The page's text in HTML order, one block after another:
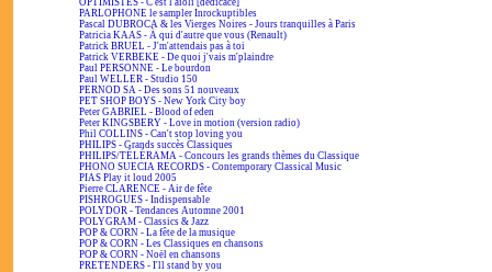
OPTIMISTES - C'est l'aïoli [dédicacé]
PARLOPHONE le sampler Inrockuptibles
Pascal DUBROCA & les Vierges Noires - Jours tranquilles à Paris
Patricia KAAS - À qui d'autre que vous (Renault)
Patrick BRUEL - J'm'attendais pas à toi
Patrick VERBEKE - De quoi j'vais m'plaindre
Paul PERSONNE - Le bourdon
Paul WELLER - Studio 150
PERNOD SA - Des sons 51 nouveaux
PET SHOP BOYS - New York City boy
Peter GABRIEL - Blood of eden
Peter KINGSBERY - Love in motion (version radio)
Phil COLLINS - Can't stop loving you
PHILIPS - Grands succès Classiques
PHILIPS/TÉLÉRAMA - Concours les grands thèmes du Classique
PHONO SUECIA RECORDS - Contemporary Classical Music
PIAS Play it loud 2005
Pierre CLARENCE - Air de fête
PISHROGUES - Indispensable
POLYDOR - Tendances Automne 2001
POLYGRAM - Classics & Jazz
POP & CORN - La fête de la musique
POP & CORN - Les Classiques en chansons
POP & CORN - Noël en chansons
PRETENDERS - I'll stand by you